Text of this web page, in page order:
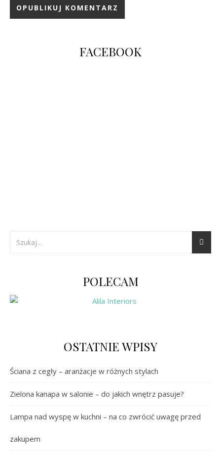
FACEBOOK
POLECAM
OSTATNIE WPISY
Ściana z cegły – aranżacje w różnych stylach
Zielona kanapa w salonie – do jakich wnętrz pasuje?
Lampa nad wyspę w kuchni – na co zwrócić uwagę przed
zakupem